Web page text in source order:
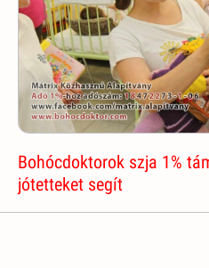
Bohócdoktorok szja 1%
jótetteket segít